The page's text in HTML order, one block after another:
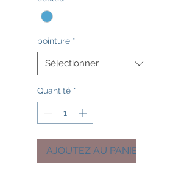
pointure *
Quantité *
AJOUTEZ AU PANIER